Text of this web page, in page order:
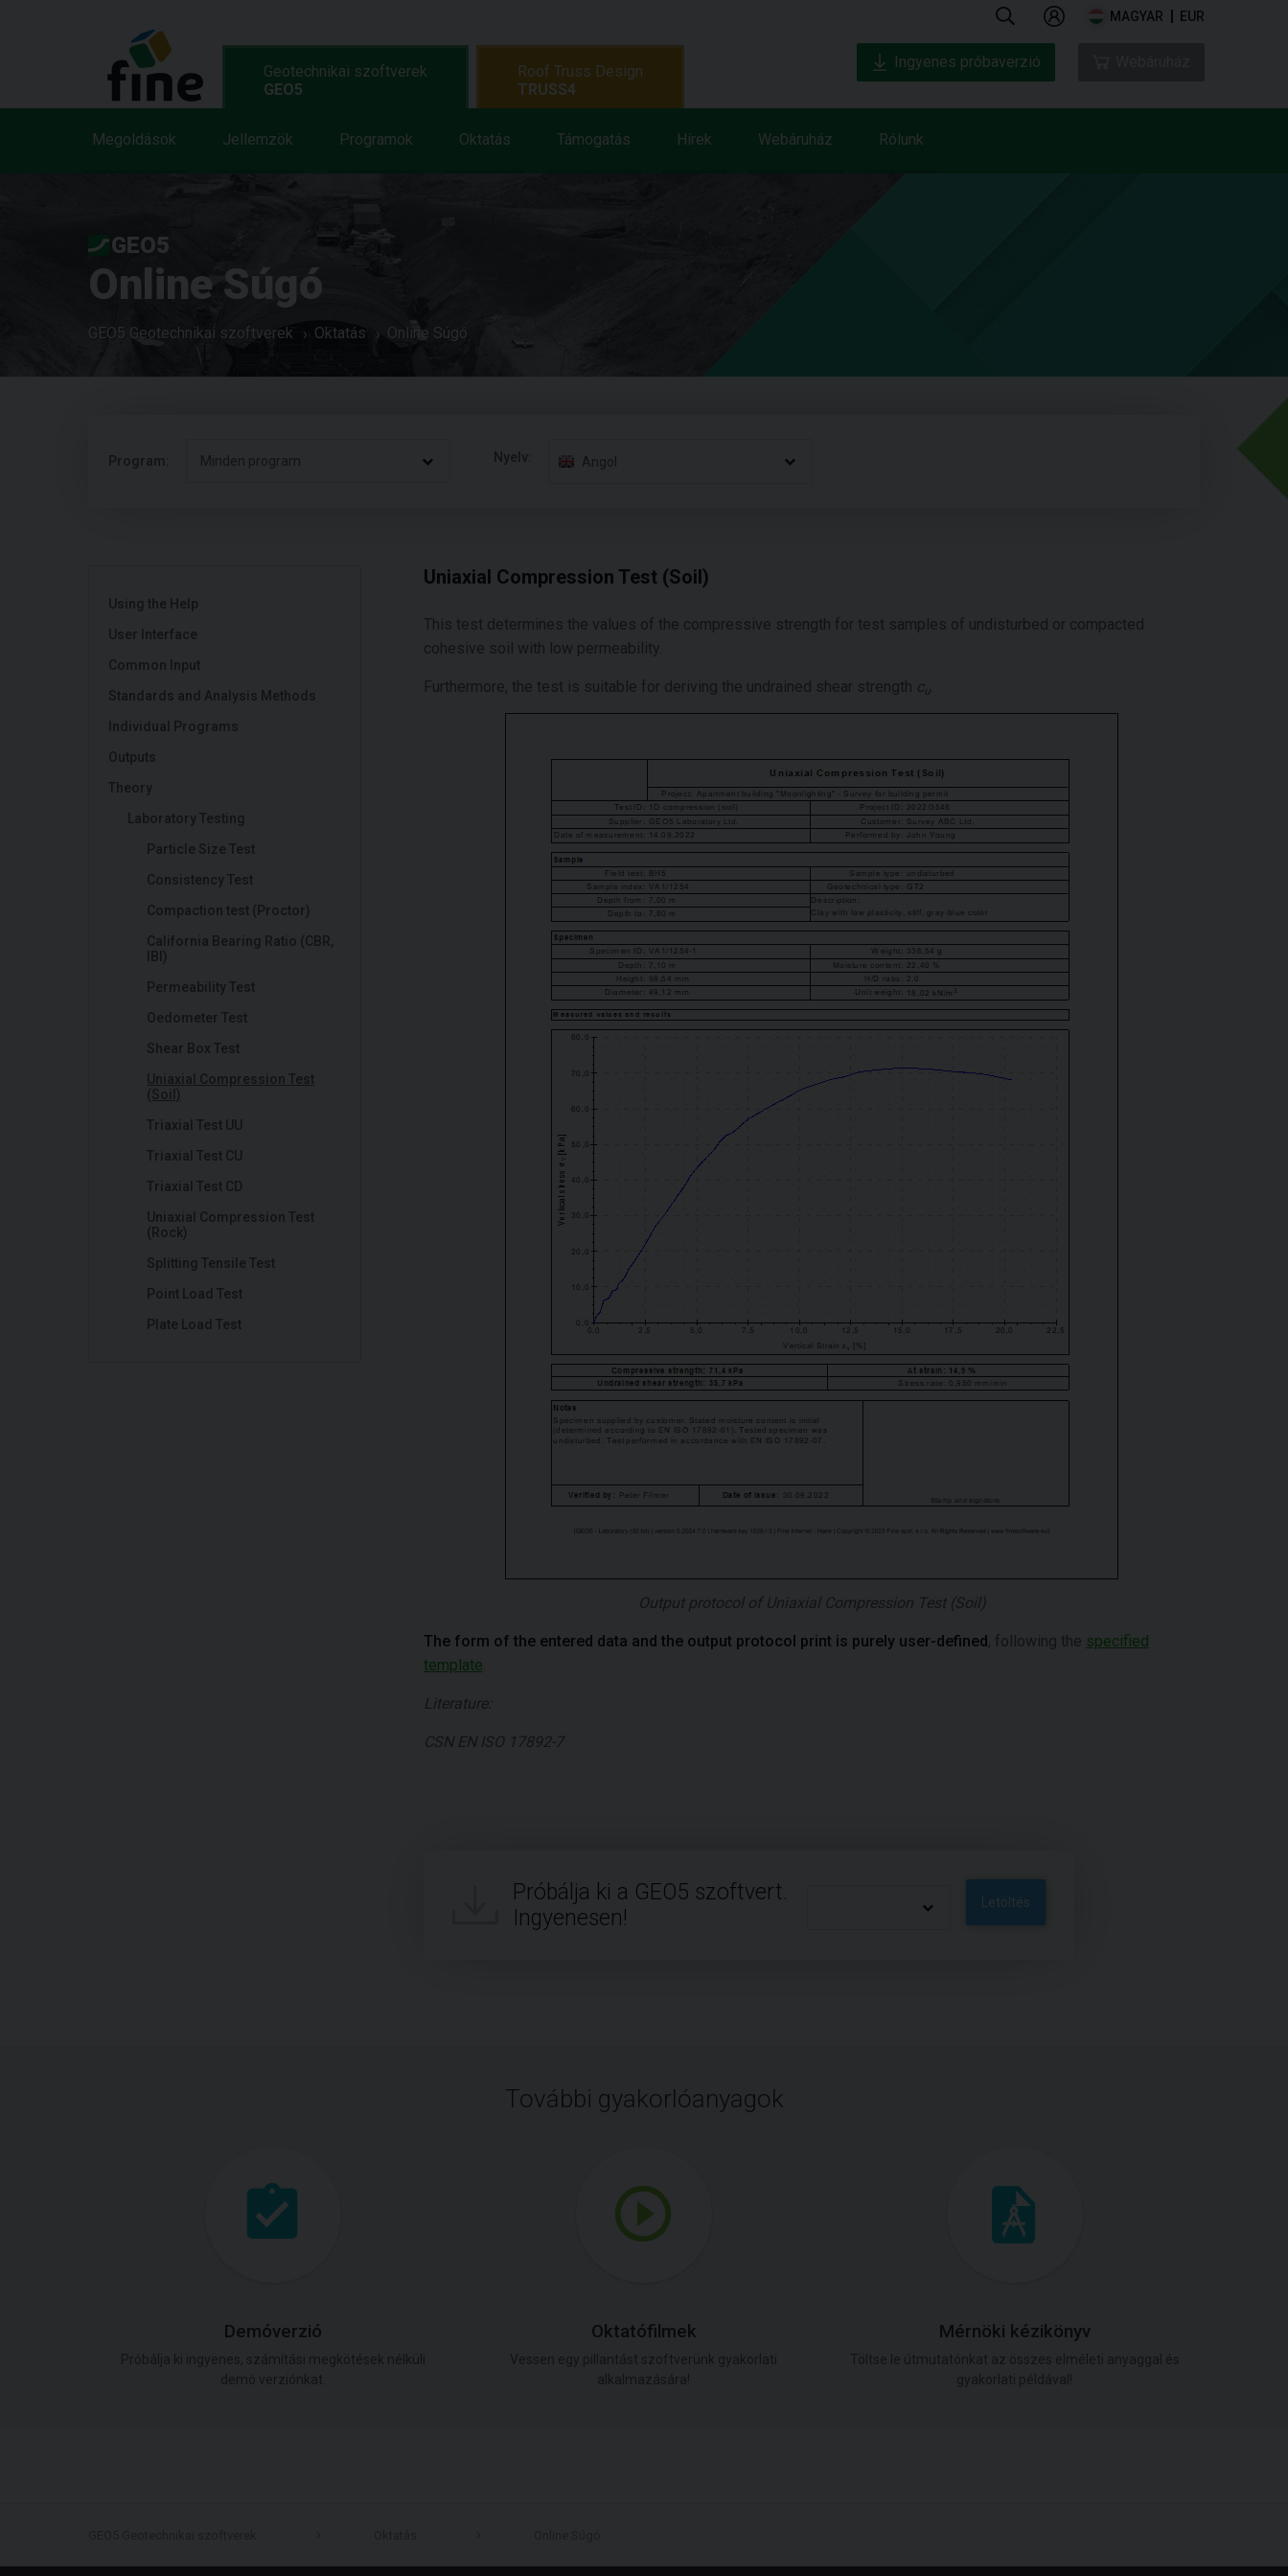
MAGYAR EUR
Geotechnikai szoftverek
GEO5
Megoldások Jellemzök Programok Oktatás Támogatás Hírek Webáruház Rólunk
Roof Truss Design
TRUSS4
Ingyenes próbaverzió
GEO5
Online Súgó
GEO5 Geotechnikai szoftverek Oktatás Online Súgó
Program: Minden program Nyelv: Angol
Using the Help
User Interface
Common Input
Standards and Analysis Methods
Individual Programs
Outputs
Theory
Laboratory Testing
Particle Size Test
Consistency Test
Compaction test (Proctor)
California Bearing Ratio (CBR,
IBI)
Permeability Test
Oedometer Test
Shear Box Test
Uniaxial Compression Test
(Soil)
Triaxial Test UU
Triaxial Test CU
Triaxial Test CD
Uniaxial Compression Test
(Rock)
Splitting Tensile Test
Point Load Test
Plate Load Test
Uniaxial Compression Test (Soil)
This test determines the values of the compressive strength for test samples of undisturbed or compacted
cohesive soil with low permeability.
Furthermore, the test is suitable for deriving the undrained shear strength c u
Output protocol of Uniaxial Compression Test (Soil)
The form of the entered data and the output protocol print is purely user-defined, following the specified
template
Literature:
CSN EN ISO 17892-7
Próbálja ki a GEO5 szoftvert.
Ingyenesen!
Letöltés
További gyakorlóanyagok
Demóverzió Oktatófilmek Mérnöki kézikönyv